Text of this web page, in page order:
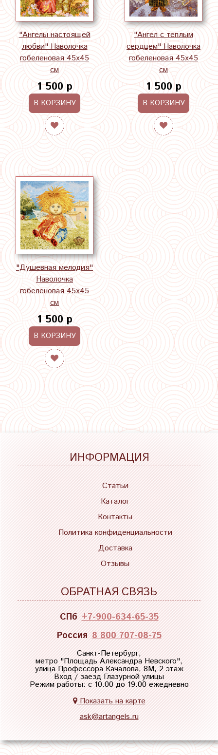
"Ангелы настоящей
любви" Наволочка
гобеленовая 45х45
см
1 500 р
В КОРЗИНУ
"Ангел с теплым
сердцем" Наволочка
гобеленовая 45х45
см
1 500 р
В КОРЗИНУ
"Душевная мелодия"
Наволочка
гобеленовая 45х45
см
1 500 р
В КОРЗИНУ
ИНФОРМАЦИЯ
Статьи
Каталог
Контакты
Политика конфиденциальности
Доставка
Отзывы
ОБРАТНАЯ СВЯЗЬ
СПб +7-900-634-65-35
Россия 8 800 707-08-75
Санкт-Петербург,
метро "Площадь Александра Невского",
улица Профессора Качалова, 8М, 2 этаж
Вход / заезд Глазурной улицы
Режим работы: с 10.00 до 19.00 ежедневно
Показать на карте
ask@artangels.ru